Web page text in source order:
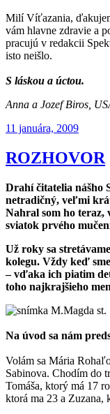
Milí Víťazania,
vám hlavne zdravie a
pracujú v redakcii
isto neišlo.
S láskou a úctou.
Anna a Jozef Biros,
Publikované
11 januára, 2009
ROZHOVOR
Drahí čitatelia nášho
netradičný, veľmi
Nahral som ho teraz,
sviatok prvého
Už roky sa
kolegu. Vždy keď
– vďaka ich piatim
toho najkrajšieho
Na úvod sa nám
Volám sa Mária
Sabinova. Chodím do
Tomáša, ktorý má 17
ktorá ma 23 a Zuzana,